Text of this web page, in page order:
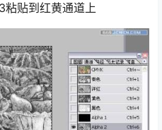
贴到红黄通道上